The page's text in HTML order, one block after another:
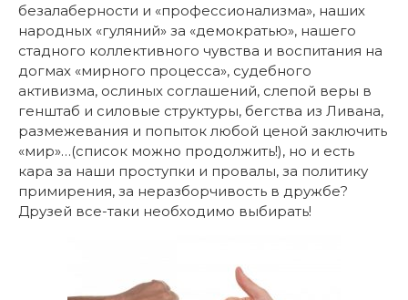
безалаберности и «профессионализма», наших
народных «гуляний» за «демократью», нашего
стадного коллективного чувства и воспитания на
догмах «мирного процесса», судебного
активизма, ослиных соглашений, слепой веры в
генштаб и силовые структуры, бегства из Ливана,
размежевания и попыток любой ценой заключить
«мир»…(список можно продолжить!), но и есть
кара за наши проступки и провалы, за политику
примирения, за неразборчивость в дружбе?
Друзей все-таки необходимо выбирать!